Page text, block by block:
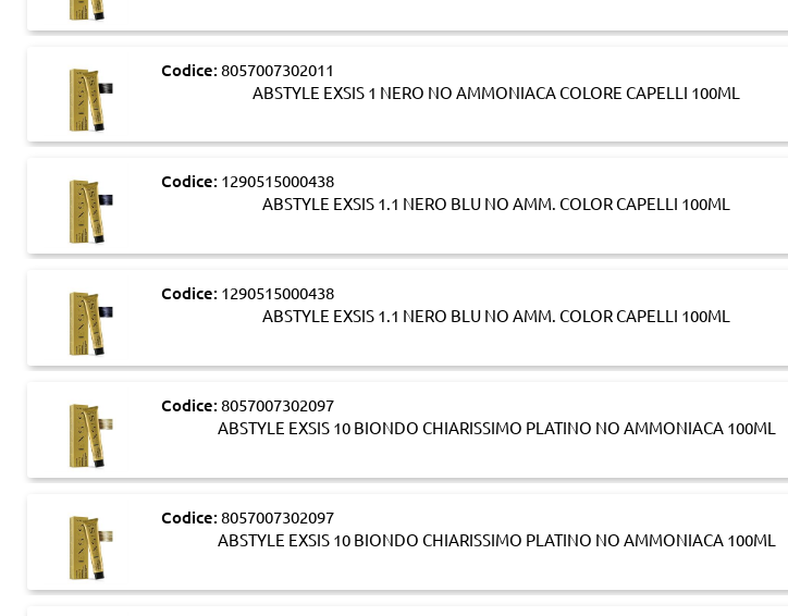
Codice: 8057007302011
ABSTYLE EXSIS 1 NERO NO AMMONIACA COLORE CAPELLI 100ML
Codice: 1290515000438
ABSTYLE EXSIS 1.1 NERO BLU NO AMM. COLOR CAPELLI 100ML
Codice: 1290515000438
ABSTYLE EXSIS 1.1 NERO BLU NO AMM. COLOR CAPELLI 100ML
Codice: 8057007302097
ABSTYLE EXSIS 10 BIONDO CHIARISSIMO PLATINO NO AMMONIACA 100ML
Codice: 8057007302097
ABSTYLE EXSIS 10 BIONDO CHIARISSIMO PLATINO NO AMMONIACA 100ML